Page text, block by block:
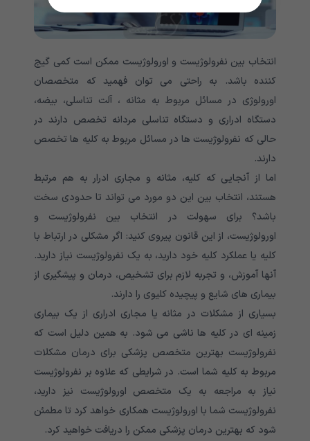
انتخاب بین نفرولوژیست و اورولوژیست ممکن است کمی گیج
کننده باشد. به راحتی می توان فهمید که متخصصان
اورولوژی در مسائل مربوط به مثانه ، آلت تناسلی، بیضه،
دستگاه ادراری و دستگاه تناسلی مردانه تخصص دارند در
حالی که نفرولوژیست ها در مسائل مربوط به کلیه ها تخصص
دارند.
اما از آنجایی که کلیه، مثانه و مجاری ادرار به هم مرتبط
هستند، انتخاب بین این دو مورد می تواند تا حدودی سخت
باشد؟ برای سهولت در انتخاب بین نفرولوژیست و
اورولوژیست، از این قانون پیروی کنید: اگر مشکلی در ارتباط با
کلیه یا عملکرد کلیه خود دارید، به یک نفرولوژیست نیاز دارید.
آنها آموزش، و تجربه لازم برای تشخیص، درمان و پیشگیری از
بیماری های شایع و پیچیده کلیوی را دارند.
بسیاری از مشکلات در مثانه یا مجاری ادراری از یک بیماری
زمینه ای در کلیه ها ناشی می شود. به همین دلیل است که
نفرولوژیست بهترین متخصص پزشکی برای درمان مشکلات
مربوط به کلیه شما است. در شرایطی که علاوه بر نفرولوژیست
نیاز به مراجعه به یک متخصص اورولوژیست نیز دارید،
نفرولوژیست شما با اورولوژیست همکاری خواهد کرد تا مطمئن
شود که بهترین درمان پزشکی ممکن را دریافت خواهید کرد.